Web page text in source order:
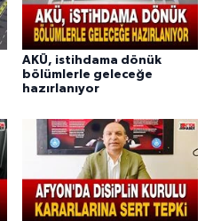
AKÜ, istihdama dönük
bölümlerle geleceğe
hazırlanıyor